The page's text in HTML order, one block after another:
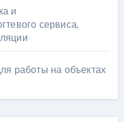
и
сервиса,
работы на объектах